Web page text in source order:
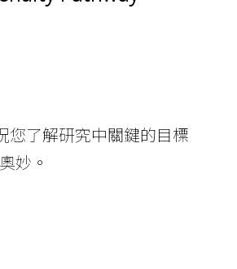
您了解研究中關鍵的目標
妙。